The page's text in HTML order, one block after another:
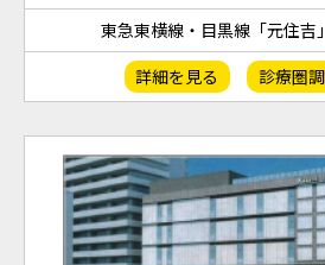
東急東横線・目黒線「元住吉
詳細を見る 診療圏